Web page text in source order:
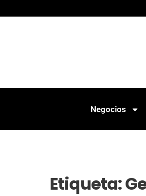
Negocios
Etiqueta: